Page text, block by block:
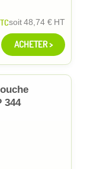
soit48,74 € HT
ACHETER >
344